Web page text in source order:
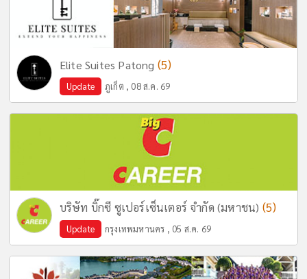
Elite Suites Patong (5)
Update ภูเก็ต , 08 ส.ค. 69
บริษัท บิ๊กซี ซูเปอร์เซ็นเตอร์ จำกัด (มหาชน) (5)
Update กรุงเทพมหานคร , 05 ส.ค. 69